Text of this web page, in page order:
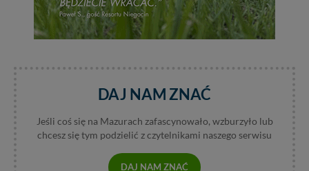
DAJ NAM ZNAĆ
Jeśli coś się na Mazurach zafascynowało, wzburzyło lub
chcesz się tym podzielić z czytelnikami naszego serwisu
DAJ NAM ZNAĆ